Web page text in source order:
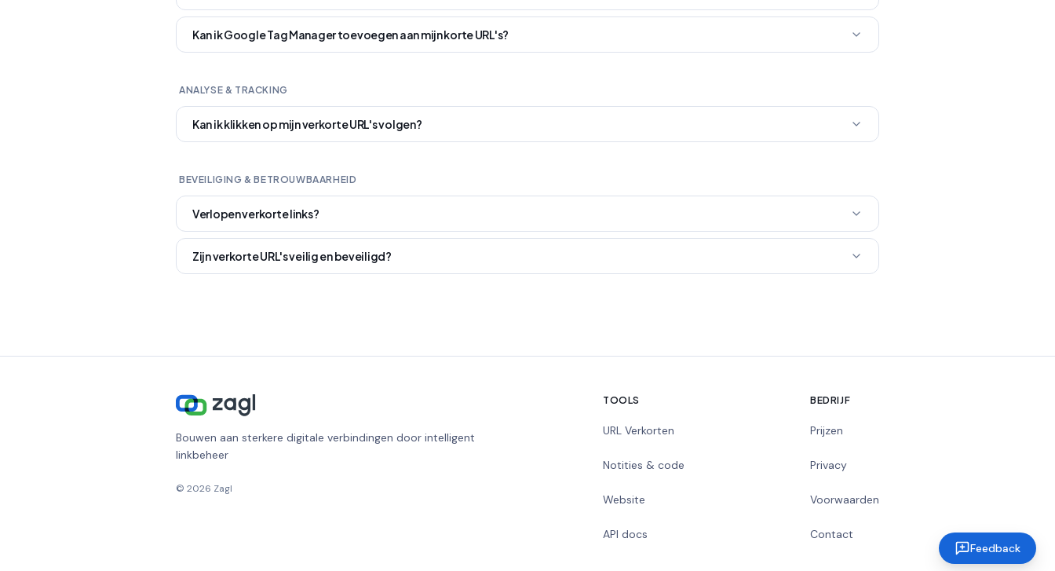
Kan ik Google Tag Manager toevoegen aan mijn korte URL's?
ANALYSE & TRACKING
Kan ik klikken op mijn verkorte URL's volgen?
BEVEILIGING & BETROUWBAARHEID
Verlopen verkorte links?
Zijn verkorte URL's veilig en beveiligd?
Bouwen aan sterkere digitale verbindingen door intelligent
linkbeheer
© 2026 Zagl
TOOLS
URL Verkorten
Notities & code
Website
API docs
BEDRIJF
Prijzen
Privacy
Voorwaarden
Contact
Feedback